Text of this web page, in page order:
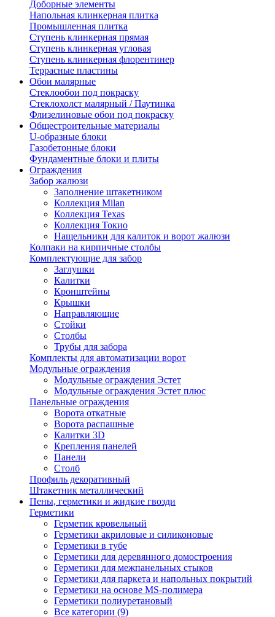
Доборные элементы
Напольная клинкерная плитка
Промышленная плитка
Ступень клинкерная прямая
Ступень клинкерная угловая
Ступень клинкерная флорентинер
Террасные пластины
Обои малярные
Стеклообои под покраску
Стеклохолст малярный / Паутинка
Флизелиновые обои под покраску
Общестроительные материалы
U-образные блоки
Газобетонные блоки
Фундаментные блоки и плиты
Ограждения
Забор жалюзи
Заполнение штакетником
Коллекция Milan
Коллекция Texas
Коллекция Токио
Нащельники для калиток и ворот жалюзи
Колпаки на кирпичные столбы
Комплектующие для забор
Заглушки
Калитки
Кронштейны
Крышки
Направляющие
Стойки
Столбы
Трубы для забора
Комплекты для автоматизации ворот
Модульные ограждения
Модульные ограждения Эстет
Модульные ограждения Эстет плюс
Панельные ограждения
Ворота откатные
Ворота распашные
Калитки 3D
Крепления панелей
Панели
Столб
Профиль декоративный
Штакетник металлический
Пены, герметики и жидкие гвозди
Герметики
Герметик кровельный
Герметики акриловые и силиконовые
Герметики в тубе
Герметики для деревянного домостроения
Герметики для межпанельных стыков
Герметики для паркета и напольных покрытий
Герметики на основе MS-полимера
Герметики полиуретановый
Все категории (9)